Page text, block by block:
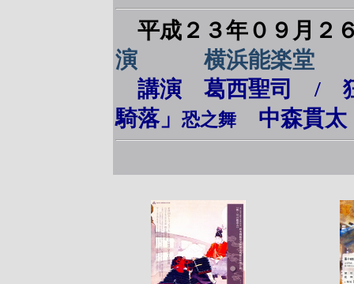
平成２３年０９月２
演 横浜能楽堂
講演 葛西聖司 / 狂
騎落」 恐之舞中森貫太